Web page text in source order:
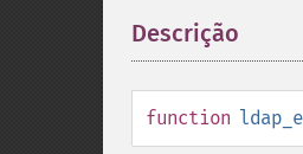
Descrição
function